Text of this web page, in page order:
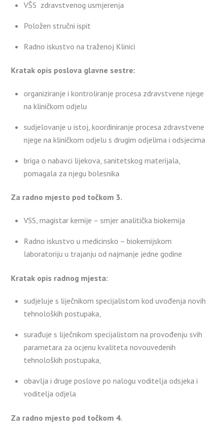
VŠS zdravstvenog usmjerenja
Položen stručni ispit
Radno iskustvo na traženoj Klinici
Kratak opis poslova glavne sestre:
organiziranje i kontroliranje procesa zdravstvene njege
na kliničkom odjelu
sudjelovanje u istoj, koordiniranje procesa zdravstvene
njege na kliničkom odjelu s drugim odjelima i odsjecima
briga o nabavci lijekova, sanitetskog materijala,
pomagala za njegu bolesnika
Za radno mjesto pod točkom 3.
VSS, magistar kemije – smjer analitička biokemija
Radno iskustvo u medicinsko – biokemijskom
laboratoriju u trajanju od najmanje jedne godine
Kratak opis radnog mjesta:
sudjeluje s liječnikom specijalistom kod uvođenja novih
tehnoloških postupaka,
surađuje s liječnikom specijalistom na provođenju svih
parametara za ocjenu kvaliteta novouvedenih
tehnoloških postupaka,
obavlja i druge poslove po nalogu voditelja odsjeka i
voditelja odjela
Za radno mjesto pod točkom 4.